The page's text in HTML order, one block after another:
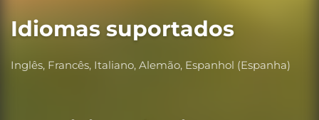
Idiomas suportados
Inglês, Francês, Italiano, Alemão, Espanhol (Espanha)